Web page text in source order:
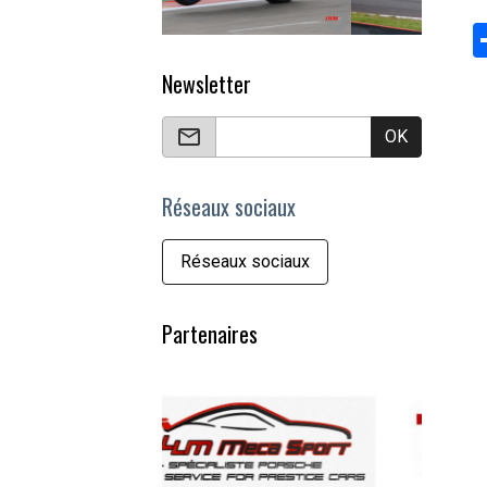
Newsletter
OK
Réseaux sociaux
Réseaux sociaux
Partenaires